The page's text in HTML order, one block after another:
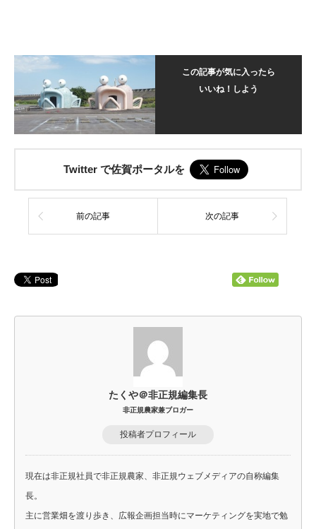
この記事が気に入ったら
いいね！しよう
Twitter で佐賀ポータルを
前の記事 次の記事
たくや＠非正規編集長
非正規農家兼ブロガー
投稿者プロフィール
現在は非正規社員で非正規農家、非正規ウェブメディアの自称編集
長。
主に営業畑を渡り歩き、広報企画担当時にマーケティングを実地で勉